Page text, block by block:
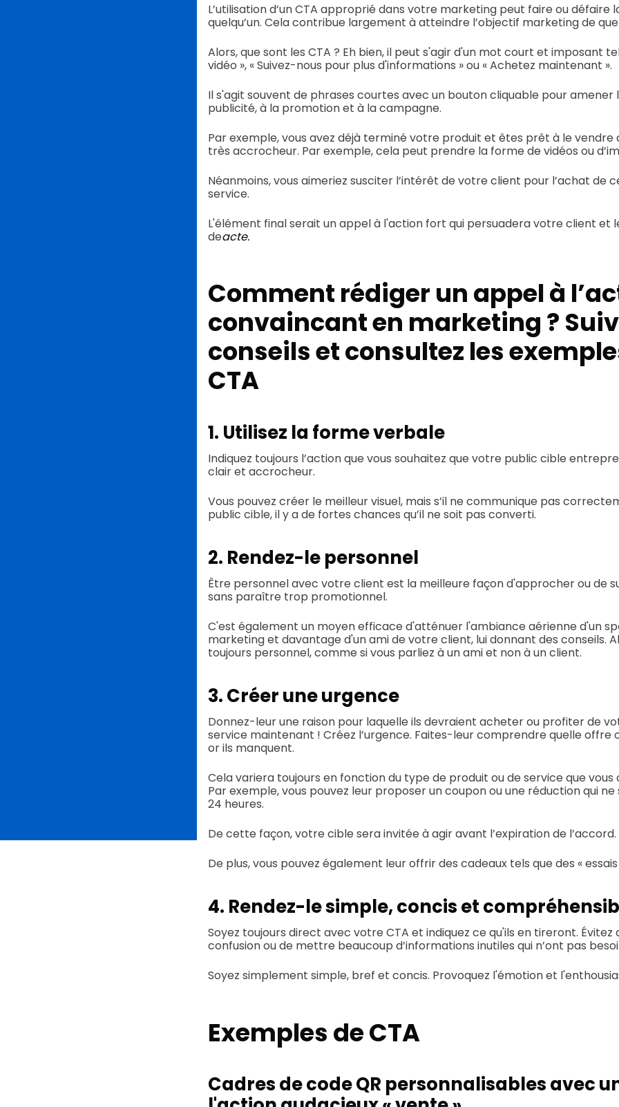
L’utilisation d’un CTA approprié dans votre marketing peut faire ou défaire
quelqu’un. Cela contribue largement à atteindre l’objectif marketing de
Alors, que sont les CTA ? Eh bien, il peut s'agir d'un mot court et imposant
vidéo », « Suivez-nous pour plus d'informations » ou « Achetez maintenant ».
Il s'agit souvent de phrases courtes avec un bouton cliquable pour amener
publicité, à la promotion et à la campagne.
Par exemple, vous avez déjà terminé votre produit et êtes prêt à le
très accrocheur. Par exemple, cela peut prendre la forme de vidéos ou
Néanmoins, vous aimeriez susciter l’intérêt de votre client pour l’achat de
service.
L'élément final serait un appel à l'action fort qui persuadera votre client et
deacte.
Comment rédiger un appel à
convaincant en marketing ?
conseils et consultez les
CTA
1. Utilisez la forme verbale
Indiquez toujours l’action que vous souhaitez que votre public cible
clair et accrocheur.
Vous pouvez créer le meilleur visuel, mais s’il ne communique pas
public cible, il y a de fortes chances qu’il ne soit pas converti.
2. Rendez-le personnel
Être personnel avec votre client est la meilleure façon d'approcher ou de
sans paraître trop promotionnel.
C'est également un moyen efficace d'atténuer l'ambiance aérienne d'un
marketing et davantage d'un ami de votre client, lui donnant des conseils.
toujours personnel, comme si vous parliez à un ami et non à un client.
3. Créer une urgence
Donnez-leur une raison pour laquelle ils devraient acheter ou profiter de
service maintenant ! Créez l’urgence. Faites-leur comprendre quelle offre
or ils manquent.
Cela variera toujours en fonction du type de produit ou de service que vous
Par exemple, vous pouvez leur proposer un coupon ou une réduction qui
24 heures.
De cette façon, votre cible sera invitée à agir avant l’expiration de l’accord.
De plus, vous pouvez également leur offrir des cadeaux tels que des «
4. Rendez-le simple, concis et
Soyez toujours direct avec votre CTA et indiquez ce qu'ils en tireront. Évitez
confusion ou de mettre beaucoup d’informations inutiles qui n’ont pas
Soyez simplement simple, bref et concis. Provoquez l'émotion et
Exemples de CTA
Cadres de code QR personnalisables avec